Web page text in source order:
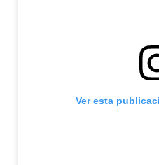
Ver esta